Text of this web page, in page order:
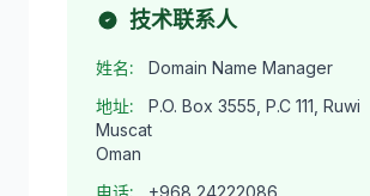
技术联系人
姓名:
Domain Name Manager
地址:
P.O. Box 3555, P.C 111, Ruwi
Muscat
Oman
电话:
+968 24222086